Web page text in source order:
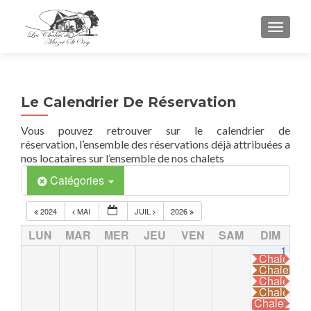
Le Calendrier De Réservation
Vous pouvez retrouver sur le calendrier de
réservation, l’ensemble des réservations déjà attribuées a
nos locataires sur l’ensemble de nos chalets
Catégories
2024 MAI JUIL 2026
LUN MAR MER JEU VEN SAM
DIM
1
Chalet La
Chalet La
Chalet La
Chalet La
Chalet La